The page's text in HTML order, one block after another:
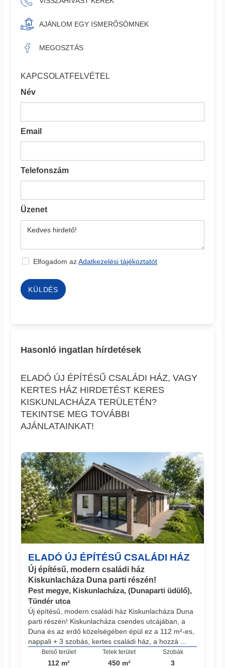
AJÁNLOM EGY ISMERŐSÖMNEK
MEGOSZTÁS
KAPCSOLATFELVÉTEL
Név
Email
Telefonszám
Üzenet
Elfogadom azAdatkezelési tájékoztatót
KÜLDÉS
Hasonló ingatlan hírdetések
ELADÓ ÚJ ÉPÍTÉSŰ CSALÁDI HÁZ, VAGY
KERTES HÁZ HIRDETÉST KERES
KISKUNLACHÁZA TERÜLETÉN?
TEKINTSE MEG TOVÁBBI
AJÁNLATAINKAT!
ELADÓ ÚJ ÉPÍTÉSŰ CSALÁDI HÁZ
Új építésű, modern családi ház
Kiskunlacháza Duna parti részén!
Pest megye, Kiskunlacháza, (Dunaparti üdülő),
Tündér utca
Új építésű, modern családi ház Kiskunlacháza Duna
parti részén! Kiskunlacháza csendes utcájában, a
Duna és az erdő közelségében épül ez a 112 m²-es,
nappali + 3 szobás, kertes családi ház, a hozzá ...
Belső terület
112 m²
Telek terület
450 m²
Szobák
3